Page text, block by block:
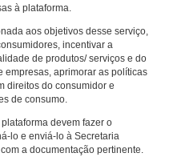
à plataforma.
aos objetivos desse serviço,
incentivar a
de produtos/ serviços e do
empresas, aprimorar as políticas
direitos do consumidor e
de consumo.
devem fazer o
lo e enviá-lo à Secretaria
a documentação pertinente.